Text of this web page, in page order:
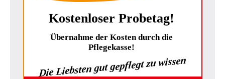
Kostenloser Probetag!
Übernahme der Kosten durch die
Pflegekasse!
Die Liebsten gut gepflegt zu wissen